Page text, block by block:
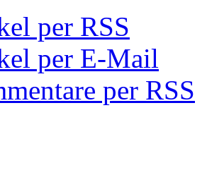
per RSS
per E-Mail
per RSS